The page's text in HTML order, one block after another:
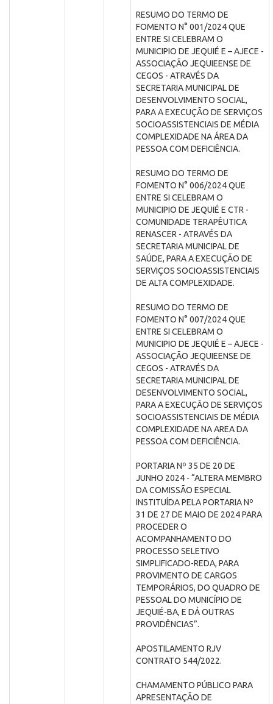
RESUMO DO TERMO DE
FOMENTO N° 001/2024 QUE
ENTRE SI CELEBRAM O
MUNICIPIO DE JEQUIÉ E – AJECE -
ASSOCIAÇÃO JEQUIEENSE DE
CEGOS - ATRAVÉS DA
SECRETARIA MUNICIPAL DE
DESENVOLVIMENTO SOCIAL,
PARA A EXECUÇÃO DE SERVIÇOS
SOCIOASSISTENCIAIS DE MÉDIA
COMPLEXIDADE NA ÁREA DA
PESSOA COM DEFICIÊNCIA.
RESUMO DO TERMO DE
FOMENTO N° 006/2024 QUE
ENTRE SI CELEBRAM O
MUNICIPIO DE JEQUIÉ E CTR -
COMUNIDADE TERAPÊUTICA
RENASCER - ATRAVÉS DA
SECRETARIA MUNICIPAL DE
SAÚDE, PARA A EXECUÇÃO DE
SERVIÇOS SOCIOASSISTENCIAIS
DE ALTA COMPLEXIDADE.
RESUMO DO TERMO DE
FOMENTO N° 007/2024 QUE
ENTRE SI CELEBRAM O
MUNICIPIO DE JEQUIÉ E – AJECE -
ASSOCIAÇÃO JEQUIEENSE DE
CEGOS - ATRAVÉS DA
SECRETARIA MUNICIPAL DE
DESENVOLVIMENTO SOCIAL,
PARA A EXECUÇÃO DE SERVIÇOS
SOCIOASSISTENCIAIS DE MÉDIA
COMPLEXIDADE NA AREA DA
PESSOA COM DEFICIÊNCIA.
PORTARIA Nº 35 DE 20 DE
JUNHO 2024 - “ALTERA MEMBRO
DA COMISSÃO ESPECIAL
INSTITUÍDA PELA PORTARIA Nº
31 DE 27 DE MAIO DE 2024 PARA
PROCEDER O
ACOMPANHAMENTO DO
PROCESSO SELETIVO
SIMPLIFICADO-REDA, PARA
PROVIMENTO DE CARGOS
TEMPORÁRIOS, DO QUADRO DE
PESSOAL DO MUNICÍPIO DE
JEQUIÉ-BA, E DÁ OUTRAS
PROVIDÊNCIAS”.
APOSTILAMENTO RJV
CONTRATO 544/2022.
CHAMAMENTO PÚBLICO PARA
APRESENTAÇÃO DE